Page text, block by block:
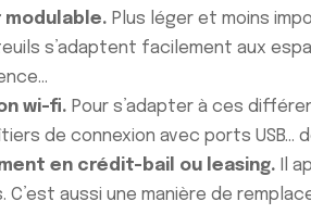
modulable. Plus léger et moins
s’adaptent facilement aux
wi-fi. Pour s’adapter à ces
de connexion avec ports USB…
en crédit-bail ou leasing. Il
C’est aussi une manière de